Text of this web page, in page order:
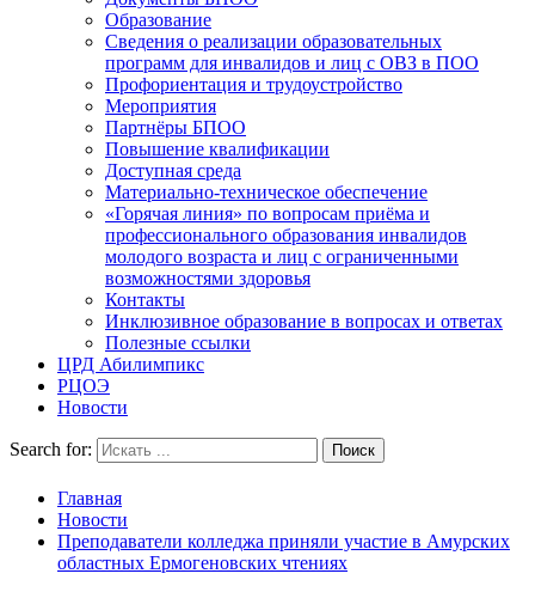
Образование
Сведения о реализации образовательных
программ для инвалидов и лиц с ОВЗ в ПОО
Профориентация и трудоустройство
Мероприятия
Партнёры БПОО
Повышение квалификации
Доступная среда
Материально-техническое обеспечение
«Горячая линия» по вопросам приёма и
профессионального образования инвалидов
молодого возраста и лиц с ограниченными
возможностями здоровья
Контакты
Инклюзивное образование в вопросах и ответах
Полезные ссылки
ЦРД Абилимпикс
РЦОЭ
Новости
Search for:
Главная
Новости
Преподаватели колледжа приняли участие в Амурских
областных Ермогеновских чтениях